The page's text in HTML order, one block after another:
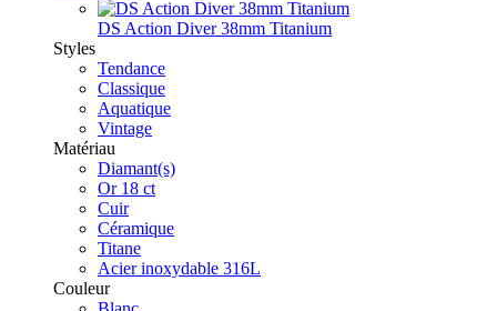
DS Action Diver 38mm Titanium
Styles
Tendance
Classique
Aquatique
Vintage
Matériau
Diamant(s)
Or 18 ct
Cuir
Céramique
Titane
Acier inoxydable 316L
Couleur